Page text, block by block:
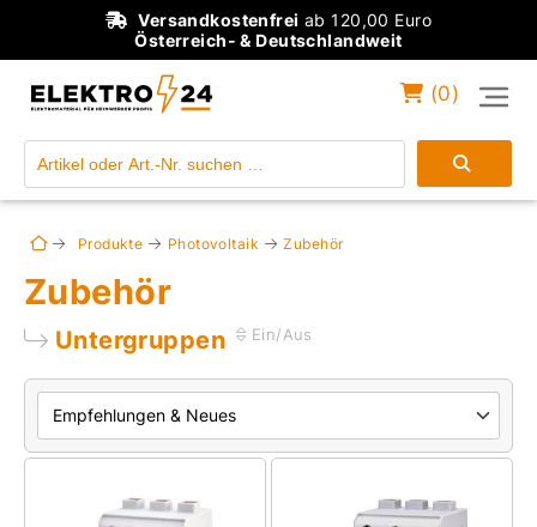
Versandkostenfrei ab 120,00 Euro
Österreich- & Deutschlandweit
Einloggen
(0)
Produkte Photovoltaik Zubehör
Zubehör
Untergruppen Ein/Aus